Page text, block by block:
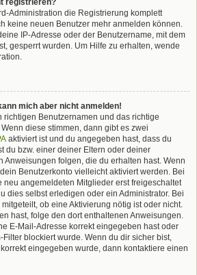
registrieren?
Administration die Registrierung komplett
keine neuen Benutzer mehr anmelden können.
IP-Adresse oder der Benutzername, mit dem
gesperrt wurden. Um Hilfe zu erhalten, wende
mich aber nicht anmelden!
richtigen Benutzernamen und das richtige
diese stimmen, dann gibt es zwei
aktiviert ist und du angegeben hast, dass du
du bzw. einer deiner Eltern oder deiner
Anweisungen folgen, die du erhalten hast. Wenn
Benutzerkonto vielleicht aktiviert werden. Bei
angemeldeten Mitglieder erst freigeschaltet
dies selbst erledigen oder ein Administrator. Bei
ob eine Aktivierung nötig ist oder nicht.
hast, folge den dort enthaltenen Anweisungen.
E-Mail-Adresse korrekt eingegeben hast oder
blockiert wurde. Wenn du dir sicher bist,
eingegeben wurde, dann kontaktiere einen